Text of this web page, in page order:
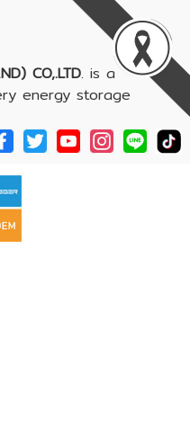
CO,.LTD. is a
energy storage